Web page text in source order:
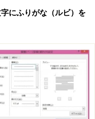
▼］をクリックして
体を表示］をクリッ
タブの［ズーム］の
選択して［ページ設
にふりがな（ルビ）を